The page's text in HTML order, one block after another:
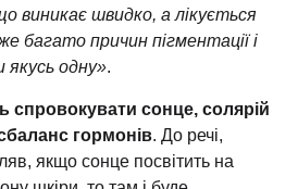
виникає швидко, а лікується
багато причин пігментації і
якусь одну».
спровокувати сонце, солярій
гормонів. До речі,
якщо сонце посвітить на